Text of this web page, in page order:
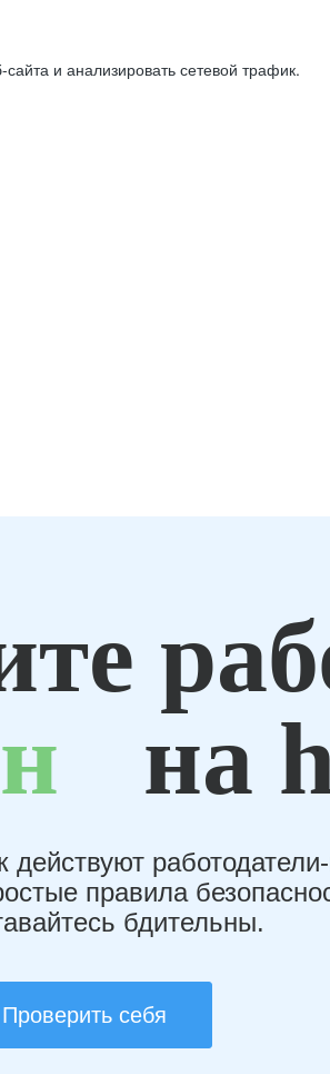
и анализировать сетевой трафик.
на
действуют
правила
бдительны.
Проверить себя